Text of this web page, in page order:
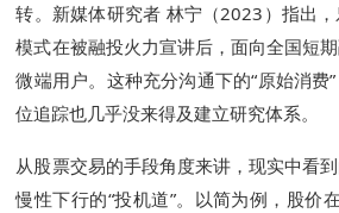
转。新媒体研究者 林宁（2023）指出
模式在被融投火力宣讲后，面向全国短
微端用户。这种充分沟通下的“原始消费
位追踪也几乎没来得及建立研究体系。
从股票交易的手段角度来讲，现实中看
慢性下行的“投机道”。以简为例，股价